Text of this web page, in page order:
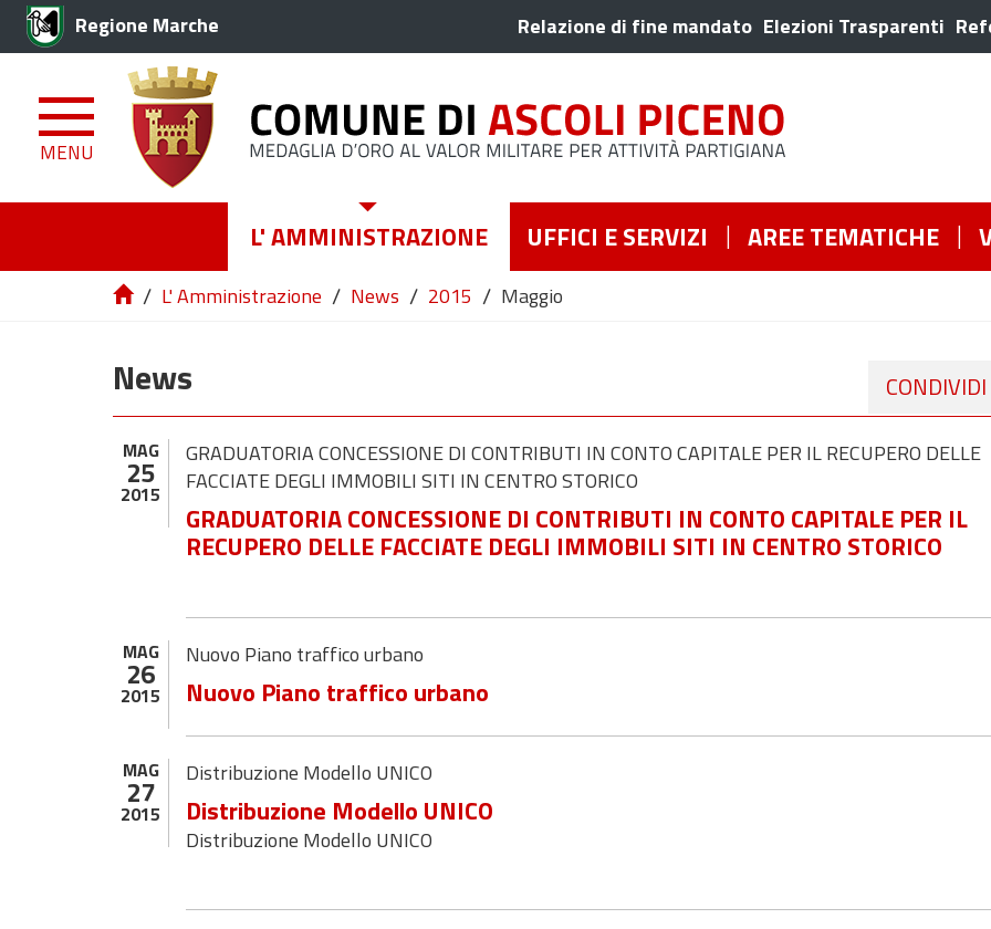
Regione Marche Relazione di fine mandato Elezioni Trasparenti
MENU
L' AMMINISTRAZIONE UFFICI E SERVIZI AREE TEMATICHE
/ L' Amministrazione / News / 2015 / Maggio
CONDIVIDI
News
MAG
25
2015
GRADUATORIA CONCESSIONE DI CONTRIBUTI IN CONTO CAPITALE PER IL RECUPERO DELLE
FACCIATE DEGLI IMMOBILI SITI IN CENTRO STORICO
GRADUATORIA CONCESSIONE DI CONTRIBUTI IN CONTO CAPITALE PER IL
RECUPERO DELLE FACCIATE DEGLI IMMOBILI SITI IN CENTRO STORICO
MAG
26
2015
Nuovo Piano traffico urbano
Nuovo Piano traffico urbano
MAG
27
2015
Distribuzione Modello UNICO
Distribuzione Modello UNICO
Distribuzione Modello UNICO